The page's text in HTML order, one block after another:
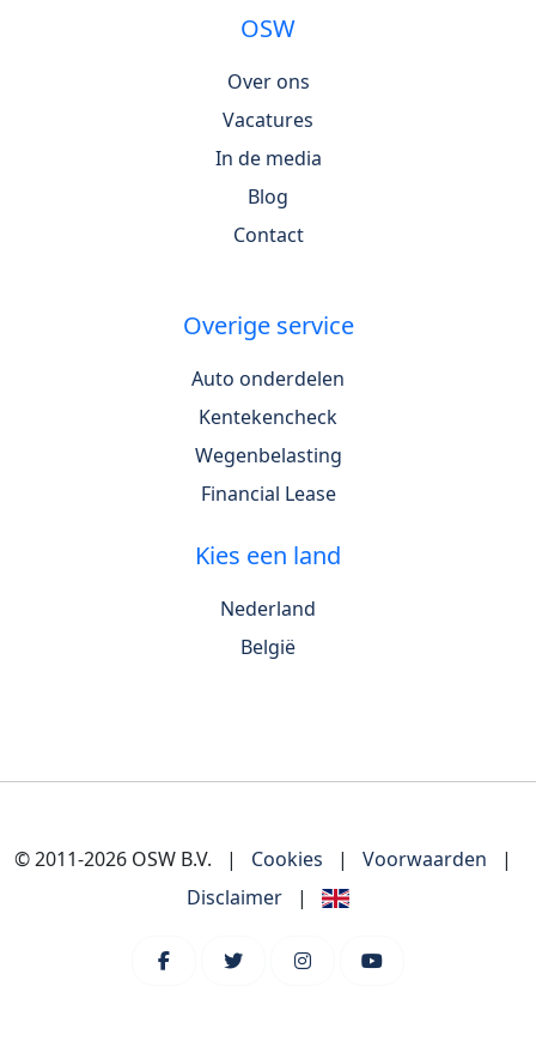
OSW
Over ons
Vacatures
In de media
Blog
Contact
Overige service
Auto onderdelen
Kentekencheck
Wegenbelasting
Financial Lease
Kies een land
Nederland
België
© 2011-2026 OSW B.V. | Cookies | Voorwaarden
|
Disclaimer
|